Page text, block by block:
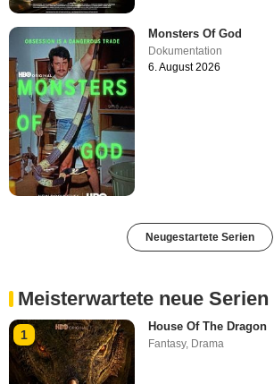
Monsters Of God
Dokumentation
6. August 2026
Neugestartete Serien
Meisterwartete neue Serien
1
House Of The Dragon
Fantasy, Drama